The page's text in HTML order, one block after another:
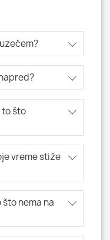
to što
vreme stiže
nema na